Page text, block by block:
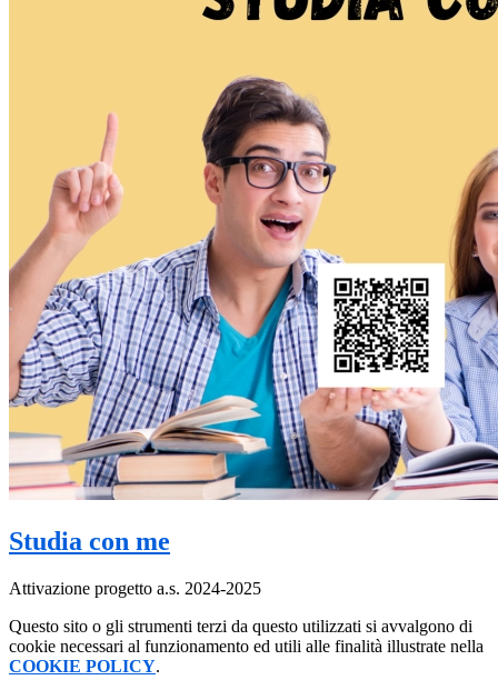
Studia con me
Attivazione progetto a.s. 2024-2025
Questo sito o gli strumenti terzi da questo utilizzati si avvalgono di
cookie necessari al funzionamento ed utili alle finalità illustrate nella
COOKIE POLICY.